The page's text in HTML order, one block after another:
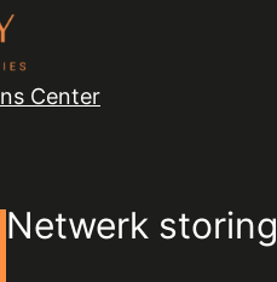
Center
Netwerk storing